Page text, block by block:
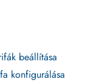
beállítása
konfigurálása